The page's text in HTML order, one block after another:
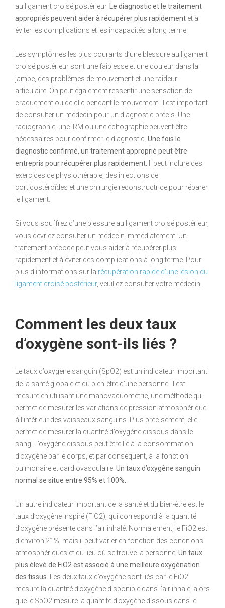
au ligament croisé postérieur.
Le diagnostic et le traitement
appropriés peuvent aider à récupérer plus rapidement et à
éviter les complications et les incapacités à long terme.
Les symptômes les plus courants d’une blessure au ligament
croisé postérieur sont une faiblesse et une douleur dans la
jambe, des problèmes de mouvement et une raideur
articulaire. On peut également ressentir une sensation de
craquement ou de clic pendant le mouvement. Il est important
de consulter un médecin pour un diagnostic précis. Une
radiographie, une IRM ou une échographie peuvent être
nécessaires pour confirmer le diagnostic. Une fois le
diagnostic confirmé, un traitement approprié peut être
entrepris pour récupérer plus rapidement.
Il peut inclure des
exercices de physiothérapie, des injections de
corticostéroïdes et une chirurgie reconstructrice pour réparer
le ligament.
Si vous souffrez d’une blessure au ligament croisé postérieur,
vous devriez consulter un médecin immédiatement. Un
traitement précoce peut vous aider à récupérer plus
rapidement et à éviter des complications à long terme. Pour
plus d’informations sur la récupération rapide d’une lésion du
ligament croisé postérieur, veuillez consulter votre médecin.
Comment les deux taux
d’oxygène sont-ils liés ?
Le taux d’oxygène sanguin (SpO2) est un indicateur important
de la santé globale et du bien-être d’une personne. Il est
mesuré en utilisant une manovacuométrie, une méthode qui
permet de mesurer les variations de pression atmosphérique
à l’intérieur des vaisseaux sanguins. Plus précisément, elle
permet de mesurer la quantité d’oxygène dissous dans le
sang. L’oxygène dissous peut être lié à la consommation
d’oxygène par le corps, et par conséquent, à la fonction
pulmonaire et cardiovasculaire. Un taux d’oxygène sanguin
normal se situe entre 95% et 100%.
Un autre indicateur important de la santé et du bien-être est le
taux d’oxygène inspiré (FiO2), qui correspond à la quantité
d’oxygène présente dans l’air inhalé. Normalement, le FiO2 est
d’environ 21%, mais il peut varier en fonction des conditions
atmosphériques et du lieu où se trouve la personne. Un taux
plus élevé de FiO2 est associé à une meilleure oxygénation
des tissus.
Les deux taux d’oxygène sont liés car le FiO2
mesure la quantité d’oxygène disponible dans l’air inhalé, alors
que le SpO2 mesure la quantité d’oxygène dissous dans le